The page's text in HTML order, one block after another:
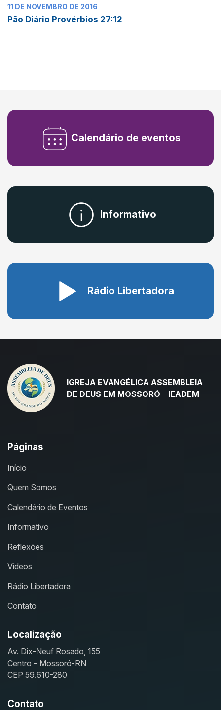
11 DE NOVEMBRO DE 2016
Pão Diário Provérbios 27:12
Calendário de eventos
Informativo
Rádio Libertadora
IGREJA EVANGÉLICA ASSEMBLEIA
DE DEUS EM MOSSORÓ – IEADEM
Páginas
Início
Quem Somos
Calendário de Eventos
Informativo
Reflexões
Vídeos
Rádio Libertadora
Contato
Localização
Av. Dix-Neuf Rosado, 155
Centro – Mossoró-RN
CEP 59.610-280
Contato